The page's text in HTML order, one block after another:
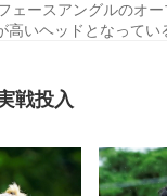
ェースアングルのオ
高いヘッドとなってい
戦投入